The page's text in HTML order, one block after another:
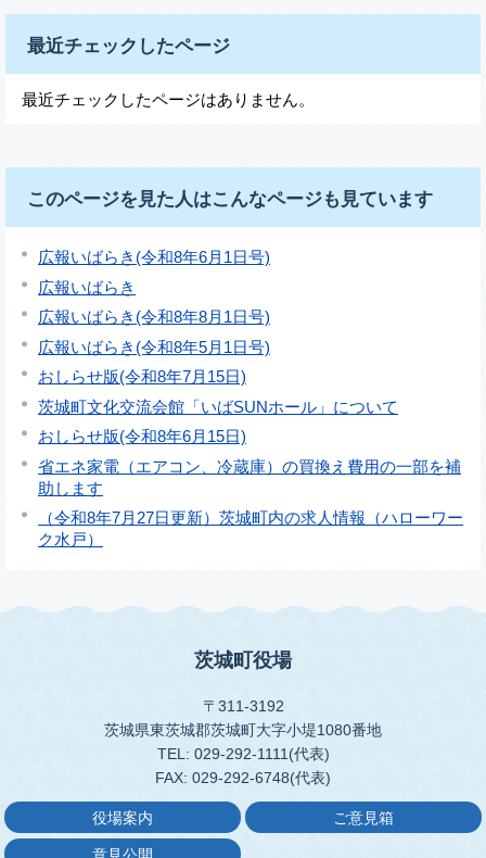
最近チェックしたページ
最近チェックしたページはありません。
このページを見た人はこんなページも見ています
広報いばらき(令和8年6月1日号)
広報いばらき
広報いばらき(令和8年8月1日号)
広報いばらき(令和8年5月1日号)
おしらせ版(令和8年7月15日)
茨城町文化交流会館「いばSUNホール」について
おしらせ版(令和8年6月15日)
省エネ家電（エアコン、冷蔵庫）の買換え費用の一部を補
助します
（令和8年7月27日更新）茨城町内の求人情報（ハローワー
ク水戸）
茨城町役場
〒311-3192
茨城県東茨城郡茨城町大字小堤1080番地
TEL: 029-292-1111(代表)
FAX: 029-292-6748(代表)
役場案内 ご意見箱